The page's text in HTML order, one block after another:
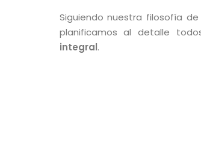
Siguiendo nuestra filosofía de
planificamos al detalle
integral.